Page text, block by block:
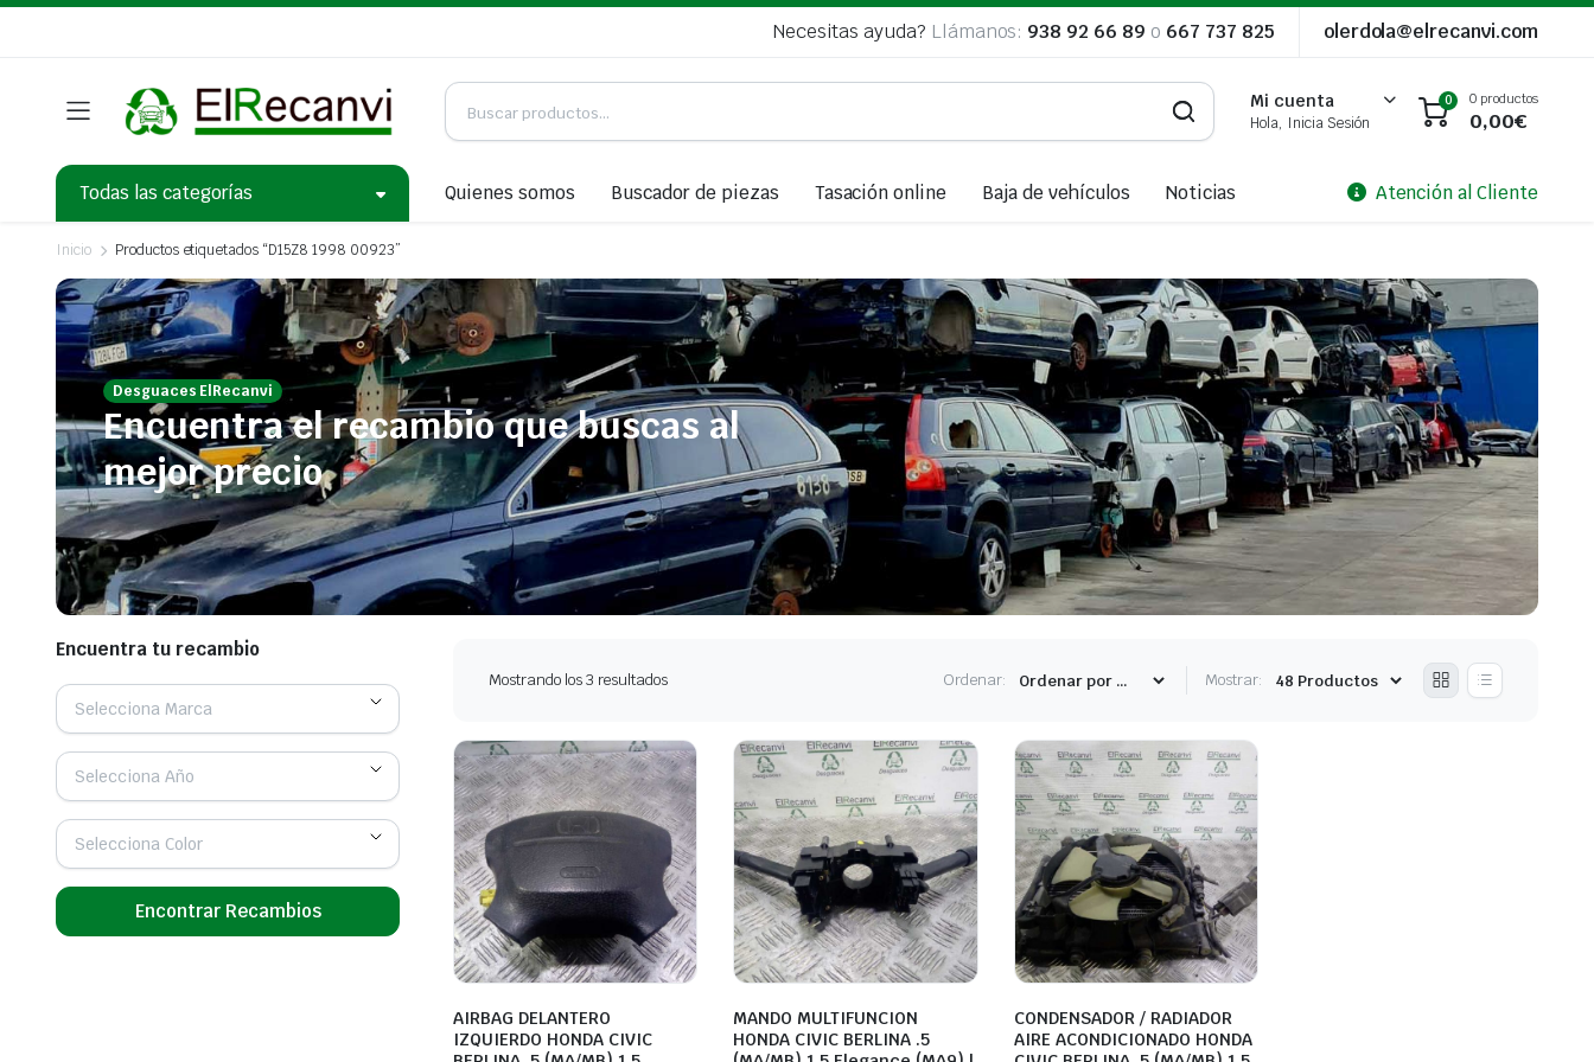
Necesitas ayuda? Llámanos: 938 92 66 89 o 667 737 825 olerdola@elrecanvi.com
Mi cuenta
Hola, Inicia Sesión
0 0 productos
0,00€
Todas las categorías Quienes somos Buscador de piezas Tasación online Baja de vehículos Noticias Atención al Cliente
Inicio Productos etiquetados “D15Z8 1998 00923”
Desguaces ElRecanvi
Encuentra el recambio que buscas al
mejor precio
Mostrando los 3 resultadosOrdenado
últimos
Ordenar: Mostrar:
AIRBAG DELANTERO
IZQUIERDO HONDA CIVIC
MANDO MULTIFUNCION
HONDA CIVIC BERLINA .5
CONDENSADOR / RADIADOR
AIRE ACONDICIONADO HONDA
Encuentra tu recambio
Selecciona Marca
Selecciona Año
Selecciona Color
Encontrar Recambios